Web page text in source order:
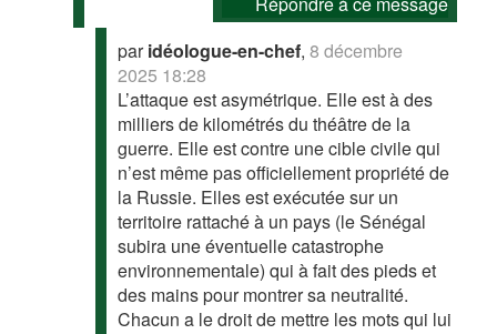
paridéologue-en-chef,8 décembre
2025 18:28
L’attaque est asymétrique. Elle est à des
milliers de kilométrés du théâtre de la
guerre. Elle est contre une cible civile qui
n’est même pas officiellement propriété de
la Russie. Elles est exécutée sur un
territoire rattaché à un pays (le Sénégal
subira une éventuelle catastrophe
environnementale) qui à fait des pieds et
des mains pour montrer sa neutralité.
Chacun a le droit de mettre les mots qui lui